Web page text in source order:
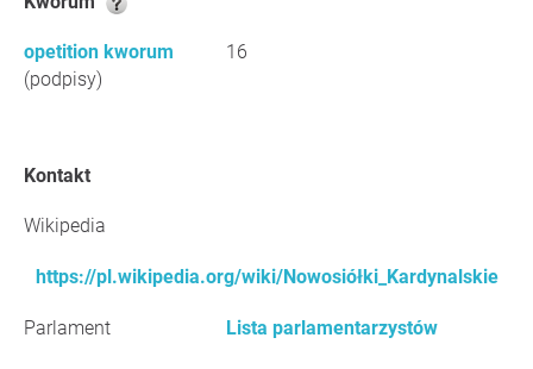
opetition kworum
(podpisy)
16
Kontakt
Wikipedia
https://pl.wikipedia.org/wiki/Nowosiółki_Kardynalskie
Parlament Lista parlamentarzystów